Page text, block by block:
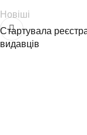
Новіші
Стартувала
видавців